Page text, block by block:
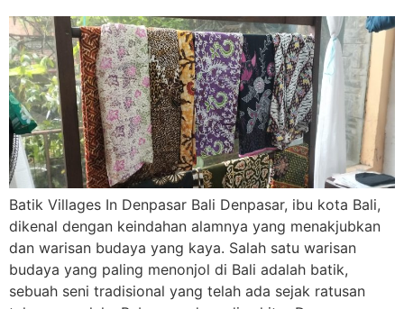
Batik Villages In Denpasar Bali Denpasar, ibu kota Bali,
dikenal dengan keindahan alamnya yang menakjubkan
dan warisan budaya yang kaya. Salah satu warisan
budaya yang paling menonjol di Bali adalah batik,
sebuah seni tradisional yang telah ada sejak ratusan